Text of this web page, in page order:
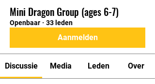
Mini Dragon Group (ages 6-7)
Openbaar · 33 leden
Aanmelden
Discussie Media Leden Over